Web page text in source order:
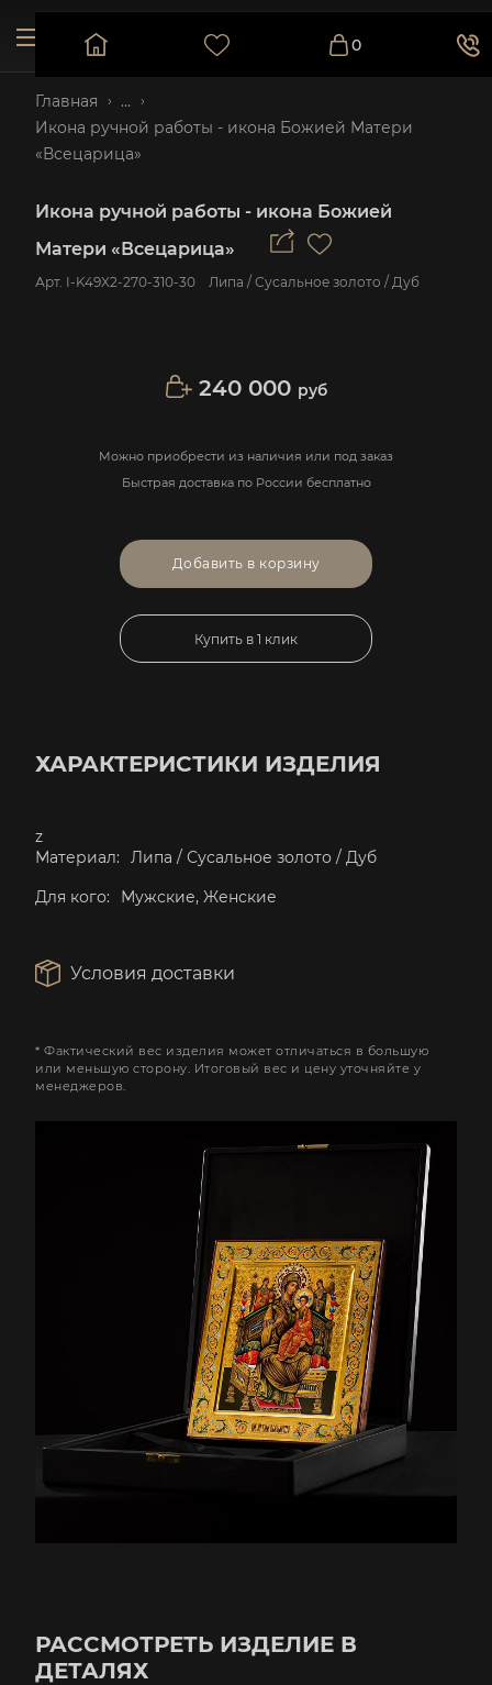
0
Главная
...
Икона ручной работы - икона Божией Матери
«Всецарица»
Икона ручной работы - икона Божией
Матери «Всецарица»
Арт. I-K49X2-270-310-30 Липа / Сусальное золото / Дуб
240 000 руб
Можно приобрести из наличия или под заказ
Быстрая доставка по России бесплатно
Добавить в корзину
Купить в 1 клик
ХАРАКТЕРИСТИКИ ИЗДЕЛИЯ
z
Материал:
Липа / Сусальное золото / Дуб
Для кого:
Мужские, Женские
Условия доставки
* Фактический вес изделия может отличаться в большую
или меньшую сторону. Итоговый вес и цену уточняйте у
менеджеров.
РАССМОТРЕТЬ ИЗДЕЛИЕ В
ДЕТАЛЯХ